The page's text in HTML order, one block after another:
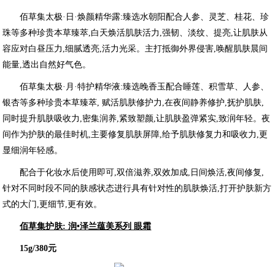
佰草集太极·日·焕颜精华露:臻选水朝阳配合人参、灵芝、桂花、珍
珠等多种珍贵本草臻萃,白天焕活肌肤活力,强韧、淡纹、提亮,让肌肤从
容应对白昼压力,细腻透亮,活力光采。主打抵御外界侵害,唤醒肌肤晨间
能量,透出自然好气色。
佰草集太极·月·特护精华液:臻选晚香玉配合睡莲、积雪草、人参、
银杏等多种珍贵本草臻萃, 赋活肌肤修护力,在夜间静养修护,抚护肌肤,
同时提升肌肤吸收力,密集润养,紧致塑颜,让肌肤盈弹紧实,致润年轻。夜
间作为护肤的最佳时机,主要修复肌肤屏障,给予肌肤修复力和吸收力,更
显细润年轻感。
配合于化妆水后使用即可,双倍滋养,双效加成,日间焕活,夜间修复,
针对不同时段不同的肤感状态进行具有针对性的肌肤焕活,打开护肤新方
式的大门,更细节,更有效。
佰草集护肤: 润•泽兰蕴美系列 眼霜
15g/380元